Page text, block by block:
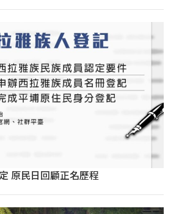
原民日回顧正名歷程